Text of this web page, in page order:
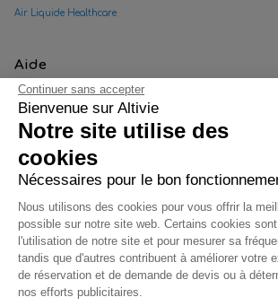
Air Liquide Healthcare
Aide
FAQ
Nous contacter
Convention tiers payant
Gestion des cookies
Données personnelles Facebook
Plan de site
Suivez-nous sur
Continuer sans accepter
Bienvenue sur Altivie
Notre site utilise des
cookies
Nécessaires pour le bon
Nous utilisons des cookies pour vous offrir la
possible sur notre site web. Certains cookies
l'utilisation de notre site et pour mesurer sa
tandis que d'autres contribuent à améliorer votre
de réservation et de demande de devis ou à
nos efforts publicitaires.